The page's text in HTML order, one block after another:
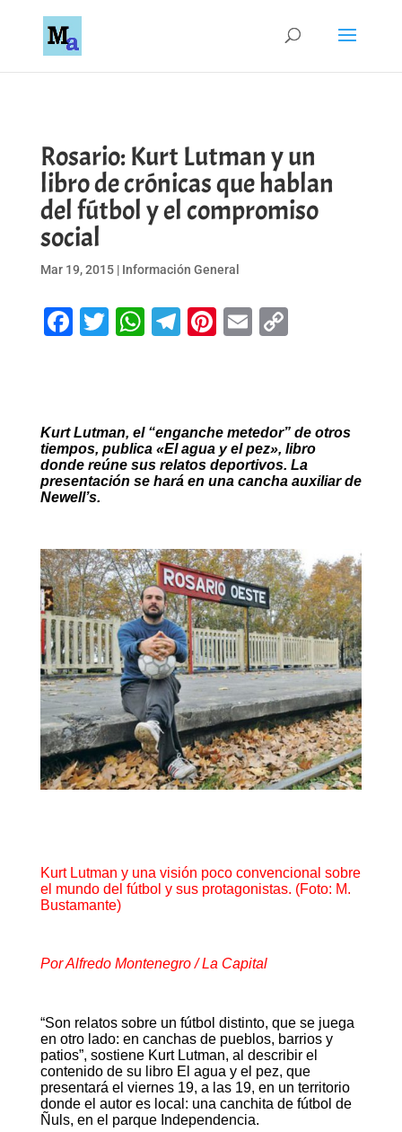
Rosario: Kurt Lutman y un
libro de crónicas que hablan
del fútbol y el compromiso
social
Mar 19, 2015| Información General
Facebook
Twitter
WhatsApp
Telegram
Pinterest
EmailCopy
Kurt Lutman, el “enganche metedor” de otros
tiempos, publica «El agua y el pez», libro
donde reúne sus relatos deportivos. La
presentación se hará en una cancha auxiliar de
Newell’s.
Kurt Lutman y una visión poco convencional sobre
el mundo del fútbol y sus protagonistas. (Foto: M.
Bustamante)
Por Alfredo Montenegro / La Capital
“Son relatos sobre un fútbol distinto, que se juega
en otro lado: en canchas de pueblos, barrios y
patios”, sostiene Kurt Lutman, al describir el
contenido de su libro El agua y el pez, que
presentará el viernes 19, a las 19, en un territorio
donde el autor es local: una canchita de fútbol de
Ñuls, en el parque Independencia.